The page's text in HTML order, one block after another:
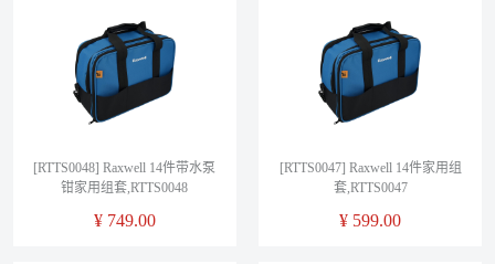
[RTTS0048] Raxwell 14件带水泵
钳家用组套,RTTS0048
¥ 749.00
[RTTS0047] Raxwell 14件家用组
套,RTTS0047
¥ 599.00